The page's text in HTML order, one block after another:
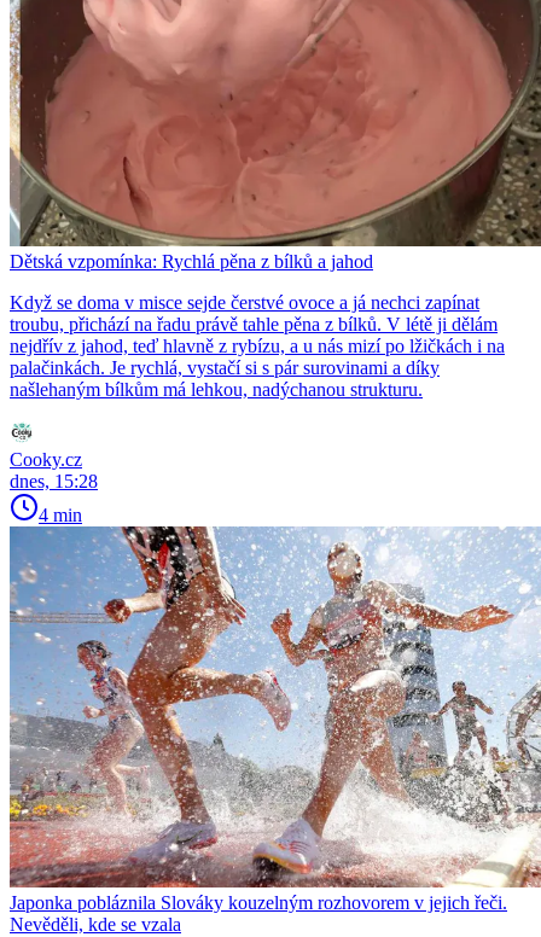
Dětská vzpomínka: Rychlá pěna z bílků a jahod
Když se doma v misce sejde čerstvé ovoce a já nechci zapínat
troubu, přichází na řadu právě tahle pěna z bílků. V létě ji dělám
nejdřív z jahod, teď hlavně z rybízu, a u nás mizí po lžičkách i na
palačinkách. Je rychlá, vystačí si s pár surovinami a díky
našlehaným bílkům má lehkou, nadýchanou strukturu.
Cooky.cz
dnes, 15:28
4 min
Japonka pobláznila Slováky kouzelným rozhovorem v jejich řeči.
Nevěděli, kde se vzala